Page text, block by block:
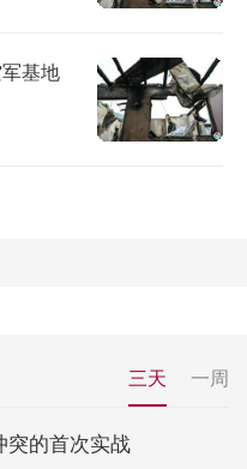
基地
三天 一周
突的首次实战